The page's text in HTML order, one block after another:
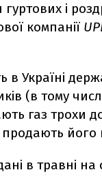
і
компанії
Україні
(в тому
газ трохи
продають
в травні на